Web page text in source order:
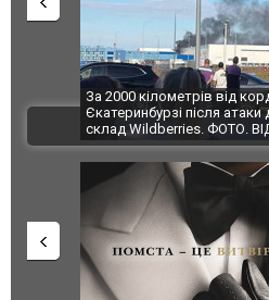
За 2000 кілометрів від
Єкатеринбурзі після атаки
склад Wildberries. ФОТО.
ВІДЕО